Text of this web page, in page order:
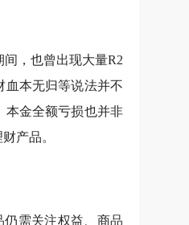
间，也曾出现大量R2
血本无归等说法并不
本金全额亏损也并非
产品。
仍需关注权益、商品